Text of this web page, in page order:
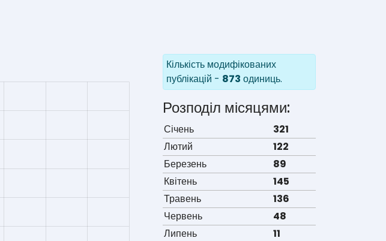
Кількість модифікованих
публікацій - 873 одиниць.
Розподіл місяцями:
Січень
321
Лютий
122
Березень
89
Квітень
145
Травень
136
Червень
48
Липень
11